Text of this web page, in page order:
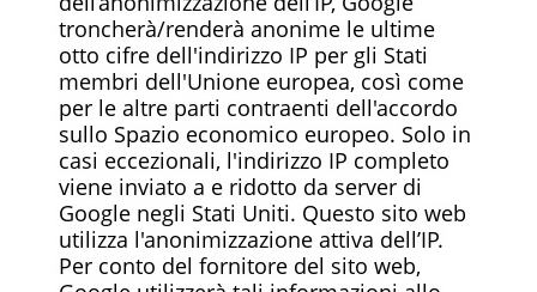
troncherà/renderà anonime le ultime
otto cifre dell'indirizzo IP per gli Stati
membri dell'Unione europea, così come
per le altre parti contraenti dell'accordo
sullo Spazio economico europeo. Solo in
casi eccezionali, l'indirizzo IP completo
viene inviato a e ridotto da server di
Google negli Stati Uniti. Questo sito web
utilizza l'anonimizzazione attiva dell’IP.
Per conto del fornitore del sito web,